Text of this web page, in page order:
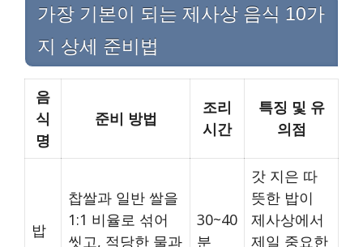
가장 기본이 되는 제사상 음식 10가
지 상세 준비법
음
식
명
준비 방법
조리
시간
특징 및 유
의점
밥
찹쌀과 일반 쌀을
1:1 비율로 섞어
씻고, 적당한 물과
30~40
분
갓 지은 따
뜻한 밥이
제사상에서
제일 중요한